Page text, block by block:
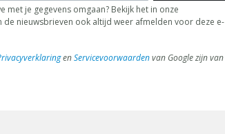
met je gegevens omgaan? Bekijk het in onze
de nieuwsbrieven ook altijd weer afmelden voor deze e-
enServicevoorwaardenvan Google zijn van